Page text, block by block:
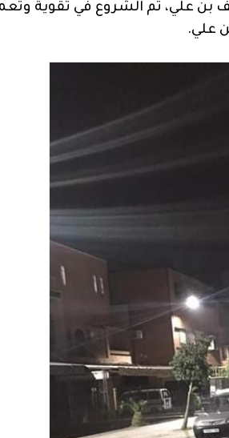
بن علي، تم الشروع في تقوية
علي.